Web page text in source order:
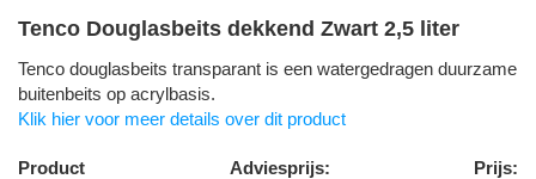
Tenco Douglasbeits dekkend Zwart 2,5 liter
Tenco douglasbeits transparant is een watergedragen duurzame
buitenbeits op acrylbasis.
Klik hier voor meer details over dit product
Product Adviesprijs:
Prijs: